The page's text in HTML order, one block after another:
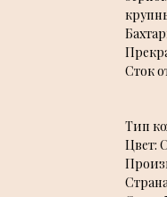
Сток
Тип
Цвет: